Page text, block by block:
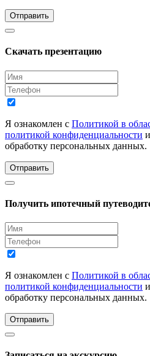
Отправить
Скачать презентацию
Я ознакомлен с Политикой в
политикой конфиденциальности
обработку персональных данных.
Отправить
Получить ипотечный
Я ознакомлен с Политикой в
политикой конфиденциальности
обработку персональных данных.
Отправить